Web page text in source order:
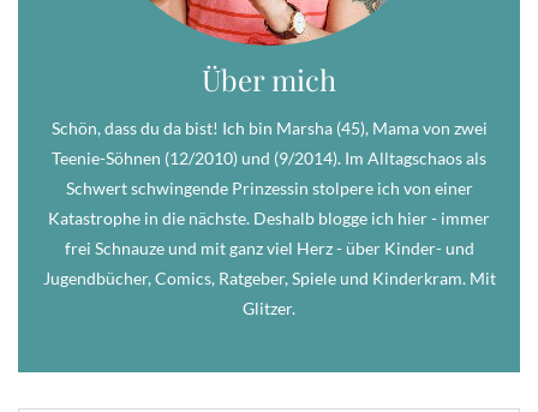
Über mich
Schön, dass du da bist! Ich bin Marsha (45), Mama von zwei
Teenie-Söhnen (12/2010) und (9/2014). Im Alltagschaos als
Schwert schwingende Prinzessin stolpere ich von einer
Katastrophe in die nächste. Deshalb blogge ich hier - immer
frei Schnauze und mit ganz viel Herz - über Kinder- und
Jugendbücher, Comics, Ratgeber, Spiele und Kinderkram. Mit
Glitzer.